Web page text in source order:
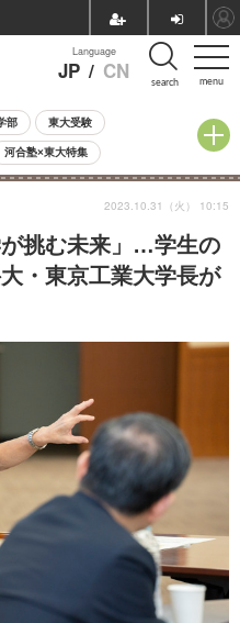
menu
Language
JP / CN search
部 東大受験
河合塾×東大特集
受験 小学校受験
問 人気記事
（中学生向け） ランキング
挑む未来」…学生の
・東京工業大学長が
2023.10.31（火） 10:15